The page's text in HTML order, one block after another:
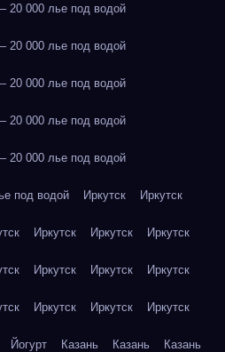
000 лье под водой
000 лье под водой
000 лье под водой
000 лье под водой
000 лье под водой
под водой Иркутск Иркутск
Иркутск Иркутск Иркутск
Иркутск Иркутск Иркутск
Иркутск Иркутск Иркутск
Йогурт Казань Казань Казань